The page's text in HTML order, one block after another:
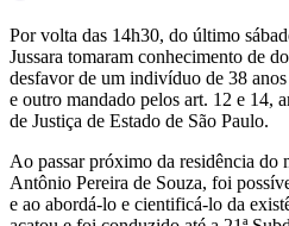
Por volta das 14h30, do último
Jussara tomaram conhecimento de
desfavor de um indivíduo de 38
e outro mandado pelos art. 12 e 14,
de Justiça de Estado de São Paulo.
Ao passar próximo da residência do
Antônio Pereira de Souza, foi
e ao abordá-lo e cientificá-lo da